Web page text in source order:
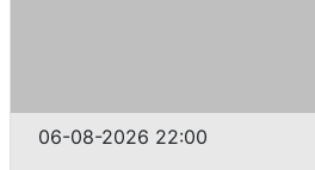
06-08-2026 22:00